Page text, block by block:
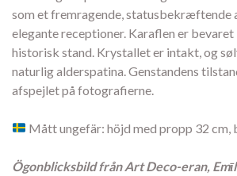
som et fremragende, statusbekræftende
elegante receptioner. Karaflen er
historisk stand. Krystallet er intakt, og
naturlig alderspatina. Genstandens
afspejlet på fotografierne.
Mått ungefär: höjd med propp 32 cm,
Ögonblicksbild från Art Deco-eran,